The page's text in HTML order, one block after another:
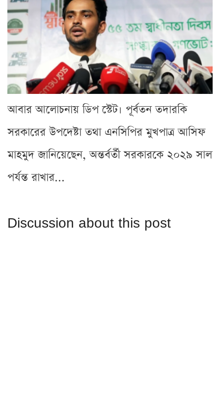
আবার আলোচনায় ডিপ স্টেট। পূর্বতন তদারকি
সরকারের উপদেষ্টা তথা এনসিপির মুখপাত্র আসিফ
মাহমুদ জানিয়েছেন, অন্তর্বর্তী সরকারকে ২০২৯ সাল
পর্যন্ত রাখার...
Discussion about this post